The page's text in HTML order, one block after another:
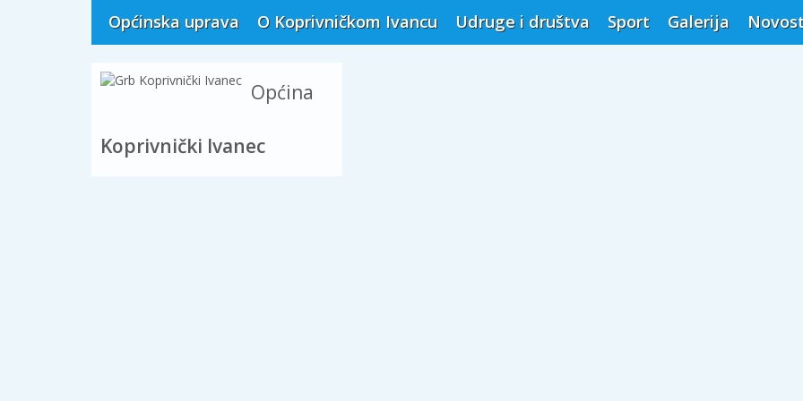
Općinska uprava O Koprivničkom Ivancu Udruge i društva Sport Galerija
Općina
Koprivnički Ivanec